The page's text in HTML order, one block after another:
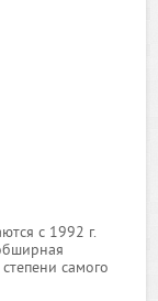
с 1992 г.
самого